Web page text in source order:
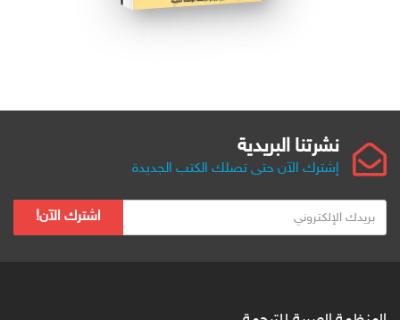
نشرتنا البريدية
إشترك الآن حتى تصلك الكتب الجديدة
ر
ا
اشترك الآن!